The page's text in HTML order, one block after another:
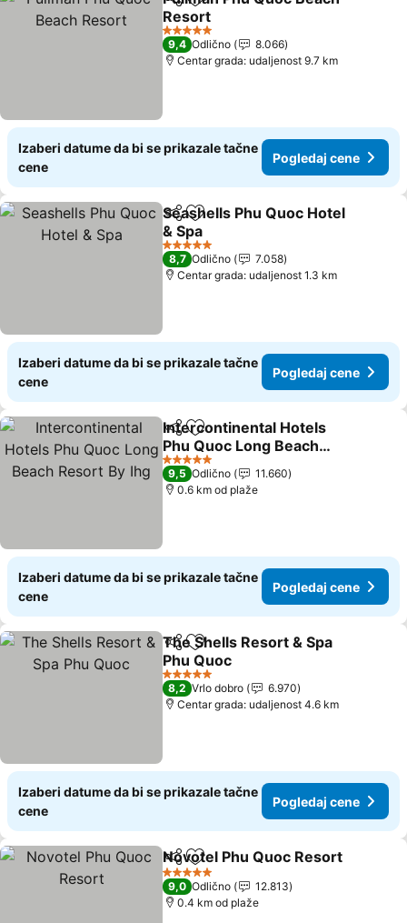
Deli Dodati u favorite
Resort
Pogledaj cene
5 Zvezdice
9,4 Odlično
8.066
Centar grada: udaljenost 9.7 km
Izaberi datume da bi se prikazale tačne
cene
Pogledaj cene
Deli Dodati u favorite
Seashells Phu Quoc Hotel
& Spa
Pogledaj cene
5 Zvezdice
8,7 Odlično
7.058
Centar grada: udaljenost 1.3 km
Izaberi datume da bi se prikazale tačne
cene
Pogledaj cene
Deli Dodati u favorite
Intercontinental Hotels
Phu Quoc Long Beach
Resort By Ihg
Pogledaj cene
5 Zvezdice
9,5 Odlično
11.660
0.6 km od plaže
Izaberi datume da bi se prikazale tačne
cene
Pogledaj cene
Deli Dodati u favorite
The Shells Resort & Spa
Phu Quoc
Pogledaj cene
5 Zvezdice
8,2 Vrlo dobro
6.970
Centar grada: udaljenost 4.6 km
Izaberi datume da bi se prikazale tačne
cene
Pogledaj cene
Deli Dodati u favorite
Novotel Phu Quoc Resort
5 Zvezdice
9,0 Odlično
12.813
0.4 km od plaže